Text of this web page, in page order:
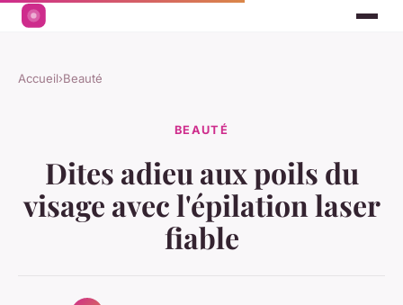
Accueil›Beauté
BEAUTÉ
Dites adieu aux poils du
visage avec l'épilation laser
fiable